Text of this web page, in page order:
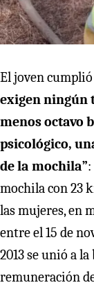
El joven
exigen ningún
menos octavo
psicológico,
de la mochila”
mochila con 23
las mujeres, en
entre el 15 de
2013 se unió a
remuneración